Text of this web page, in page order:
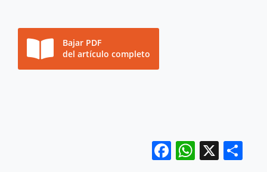
Bajar PDF
del artículo completo
Facebook
X